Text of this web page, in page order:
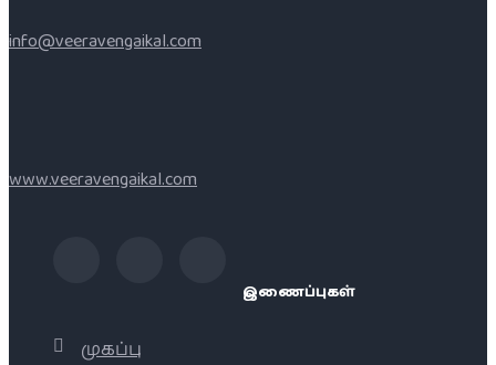
info@veeravengaikal.com
www.veeravengaikal.com
இணைப்புகள்
முகப்பு